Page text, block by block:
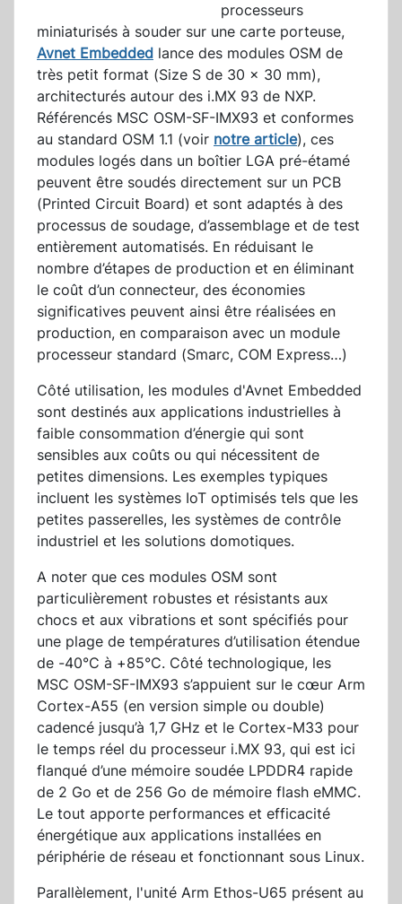
processeurs
miniaturisés à souder sur une carte porteuse,
Avnet Embedded lance des modules OSM de
très petit format (Size S de 30 x 30 mm),
architecturés autour des i.MX 93 de NXP.
Référencés MSC OSM-SF-IMX93 et conformes
au standard OSM 1.1 (voir notre article), ces
modules logés dans un boîtier LGA pré-étamé
peuvent être soudés directement sur un PCB
(Printed Circuit Board) et sont adaptés à des
processus de soudage, d’assemblage et de test
entièrement automatisés. En réduisant le
nombre d’étapes de production et en éliminant
le coût d’un connecteur, des économies
significatives peuvent ainsi être réalisées en
production, en comparaison avec un module
processeur standard (Smarc, COM Express…)
Côté utilisation, les modules d'Avnet Embedded
sont destinés aux applications industrielles à
faible consommation d’énergie qui sont
sensibles aux coûts ou qui nécessitent de
petites dimensions. Les exemples typiques
incluent les systèmes IoT optimisés tels que les
petites passerelles, les systèmes de contrôle
industriel et les solutions domotiques.
A noter que ces modules OSM sont
particulièrement robustes et résistants aux
chocs et aux vibrations et sont spécifiés pour
une plage de températures d’utilisation étendue
de -40°C à +85°C. Côté technologique, les
MSC OSM-SF-IMX93 s’appuient sur le cœur Arm
Cortex-A55 (en version simple ou double)
cadencé jusqu’à 1,7 GHz et le Cortex-M33 pour
le temps réel du processeur i.MX 93, qui est ici
flanqué d’une mémoire soudée LPDDR4 rapide
de 2 Go et de 256 Go de mémoire flash eMMC.
Le tout apporte performances et efficacité
énergétique aux applications installées en
périphérie de réseau et fonctionnant sous Linux.
Parallèlement, l'unité Arm Ethos-U65 présent au